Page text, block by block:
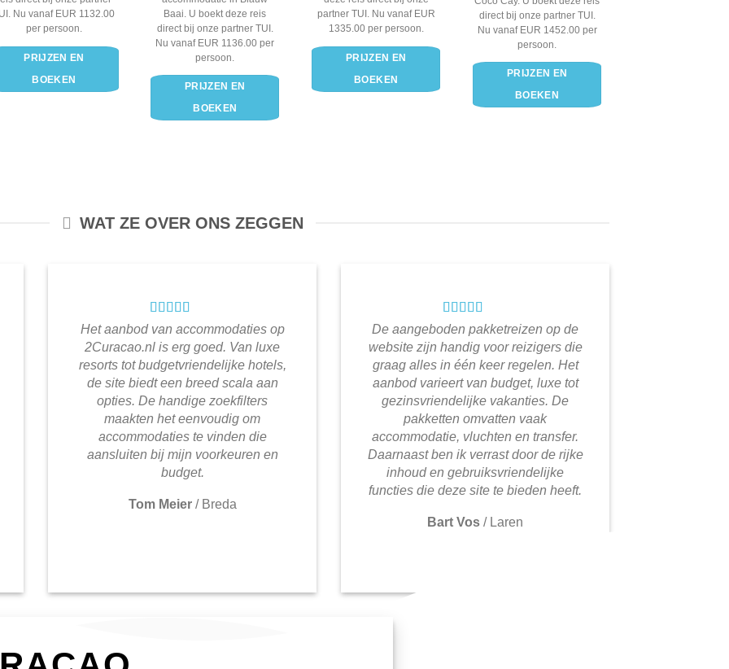
Nu vanaf EUR 1132.00
per persoon.
PRIJZEN EN
BOEKEN
Baai. U boekt deze reis
direct bij onze partner TUI.
Nu vanaf EUR 1136.00 per
persoon.
PRIJZEN EN
BOEKEN
partner TUI. Nu vanaf EUR
1335.00 per persoon.
PRIJZEN EN
BOEKEN
direct bij onze partner TUI.
Nu vanaf EUR 1452.00 per
persoon.
PRIJZEN EN
BOEKEN
WAT ZE OVER ONS ZEGGEN
Het aanbod van accommodaties op
2Curacao.nl is erg goed. Van luxe
resorts tot budgetvriendelijke hotels,
de site biedt een breed scala aan
opties. De handige zoekfilters
maakten het eenvoudig om
accommodaties te vinden die
aansluiten bij mijn voorkeuren en
budget.
Tom Meier / Breda
De aangeboden pakketreizen op de
website zijn handig voor reizigers die
graag alles in één keer regelen. Het
aanbod varieert van budget, luxe tot
gezinsvriendelijke vakanties. De
pakketten omvatten vaak
accommodatie, vluchten en transfer.
Daarnaast ben ik verrast door de rijke
inhoud en gebruiksvriendelijke
functies die deze site te bieden heeft.
Bart Vos / Laren